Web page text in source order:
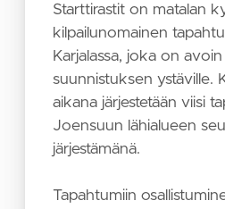
Starttirastit on matalan
kilpailunomainen
Karjalassa, joka on
suunnistuksen ystäville.
aikana järjestetään viisi
Joensuun lähialueen
järjestämänä.
Tapahtumiin